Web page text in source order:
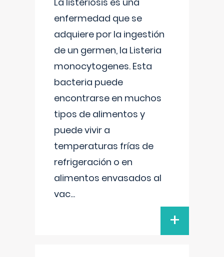
enfermedad que se
adquiere por la ingestión
de un germen, la Listeria
monocytogenes. Esta
bacteria puede
encontrarse en muchos
tipos de alimentos y
puede vivir a
temperaturas frías de
refrigeración o en
alimentos envasados al
vac...
+